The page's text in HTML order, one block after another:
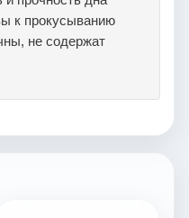
к прокусыванию
не содержат